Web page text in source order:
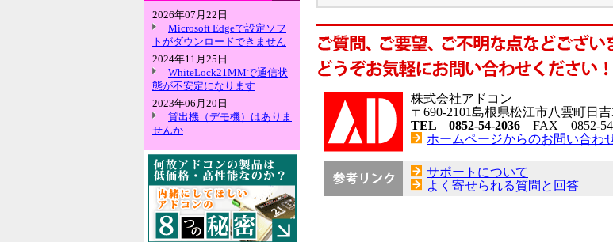
思
っ
た
ら
く
あ
る
質
問
2026年07月22日
Microsoft Edgeで設定ソフ
トがダウンロードできません
2024年11月25日
WhiteLock21MMで通信状
態が不安定になります
2023年06月20日
貸出機（デモ機）はありま
せんか
株式会社アドコン
〒690-2101島根県松江市八雲町日吉
TEL 0852-54-2036 FAX 0852-
ホームページからのお問い合わ
サポートについて
よく寄せられる質問と回答